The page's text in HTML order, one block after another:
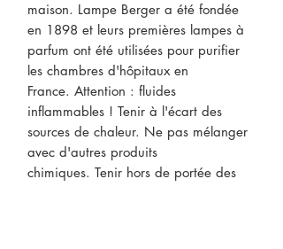
maison. Lampe Berger a été fondée
en 1898 et leurs premières lampes à
parfum ont été utilisées pour purifier
les chambres d'hôpitaux en
France. Attention : fluides
inflammables ! Tenir à l'écart des
sources de chaleur. Ne pas mélanger
avec d'autres produits
chimiques. Tenir hors de portée des